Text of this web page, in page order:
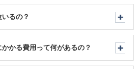
るの？
かる費用って何があるの？